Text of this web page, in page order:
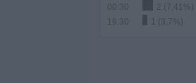
00:30
2 (7,41%)
19:30
1 (3,7%)